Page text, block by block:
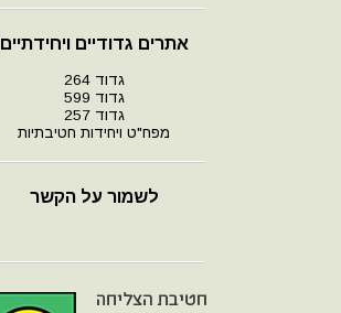
אתרים גדודיים ויחידתיים
גדוד 264
גדוד 599
גדוד 257
מפח"ט ויחידות חטיבתיות
לשמור על הקשר